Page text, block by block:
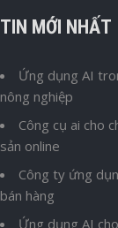
TIN MỚI NHẤT
Ứng dụng AI
nông nghiệp
Công cụ ai cho
sản online
Công ty ứng
bán hàng
Ứng dụng AI